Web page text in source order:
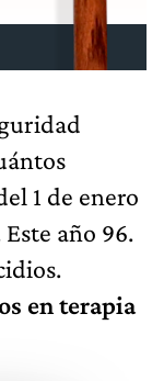
1 de enero
Este año 96.
en terapia